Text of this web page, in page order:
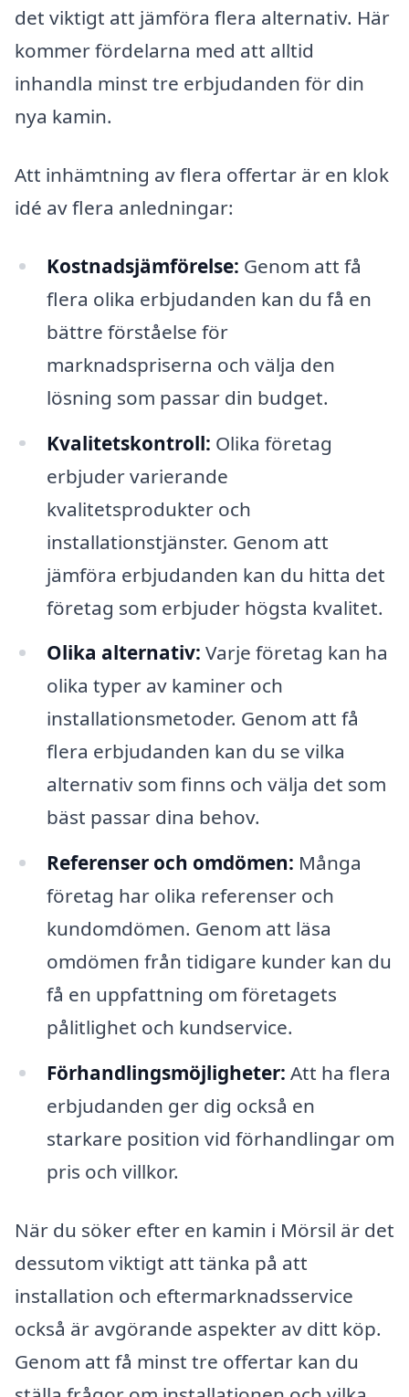
det viktigt att jämföra flera alternativ. Här
kommer fördelarna med att alltid
inhandla minst tre erbjudanden för din
nya kamin.
Att inhämtning av flera offertar är en klok
idé av flera anledningar:
Kostnadsjämförelse: Genom att få
flera olika erbjudanden kan du få en
bättre förståelse för
marknadspriserna och välja den
lösning som passar din budget.
Kvalitetskontroll: Olika företag
erbjuder varierande
kvalitetsprodukter och
installationstjänster. Genom att
jämföra erbjudanden kan du hitta det
företag som erbjuder högsta kvalitet.
Olika alternativ: Varje företag kan ha
olika typer av kaminer och
installationsmetoder. Genom att få
flera erbjudanden kan du se vilka
alternativ som finns och välja det som
bäst passar dina behov.
Referenser och omdömen: Många
företag har olika referenser och
kundomdömen. Genom att läsa
omdömen från tidigare kunder kan du
få en uppfattning om företagets
pålitlighet och kundservice.
Förhandlingsmöjligheter: Att ha flera
erbjudanden ger dig också en
starkare position vid förhandlingar om
pris och villkor.
När du söker efter en kamin i Mörsil är det
dessutom viktigt att tänka på att
installation och eftermarknadsservice
också är avgörande aspekter av ditt köp.
Genom att få minst tre offertar kan du